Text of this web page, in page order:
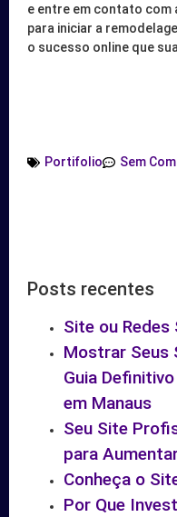
e entre em contato com
para iniciar a
o sucesso online que
Portifolio Sem
Posts recentes
Site ou Redes
Mostrar Seus
Guia
em Manaus
Seu Site
para
Conheça o
Por Que